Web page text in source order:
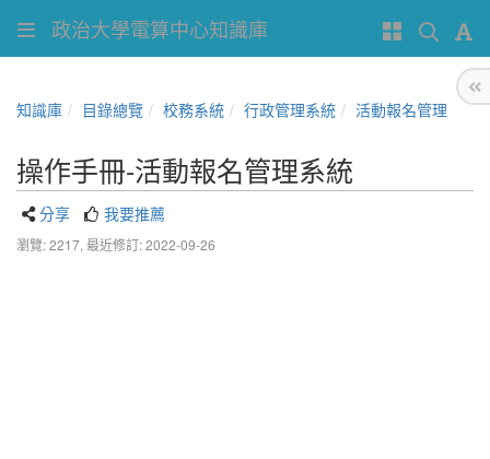
政治大學電算中心知識庫
知識庫 目錄總覽 校務系統 行政管理系統 活動報名管理
操作手冊-活動報名管理系統
分享 我要推薦
瀏覽: 2217, 最近修訂: 2022-09-26